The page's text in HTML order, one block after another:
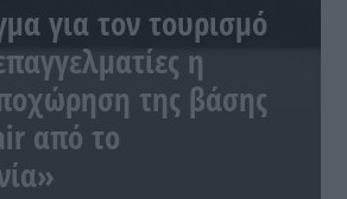
για τον τουρισμό
η
της βάσης
από το